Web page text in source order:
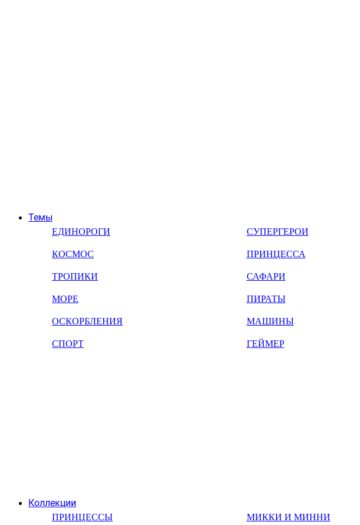
Темы
ЕДИНОРОГИ
КОСМОС
ТРОПИКИ
МОРЕ
ОСКОРБЛЕНИЯ
СПОРТ
СУПЕРГЕРОИ
ПРИНЦЕССА
САФАРИ
ПИРАТЫ
МАШИНЫ
ГЕЙМЕР
Коллекции
ПРИНЦЕССЫ МИККИ И МИННИ